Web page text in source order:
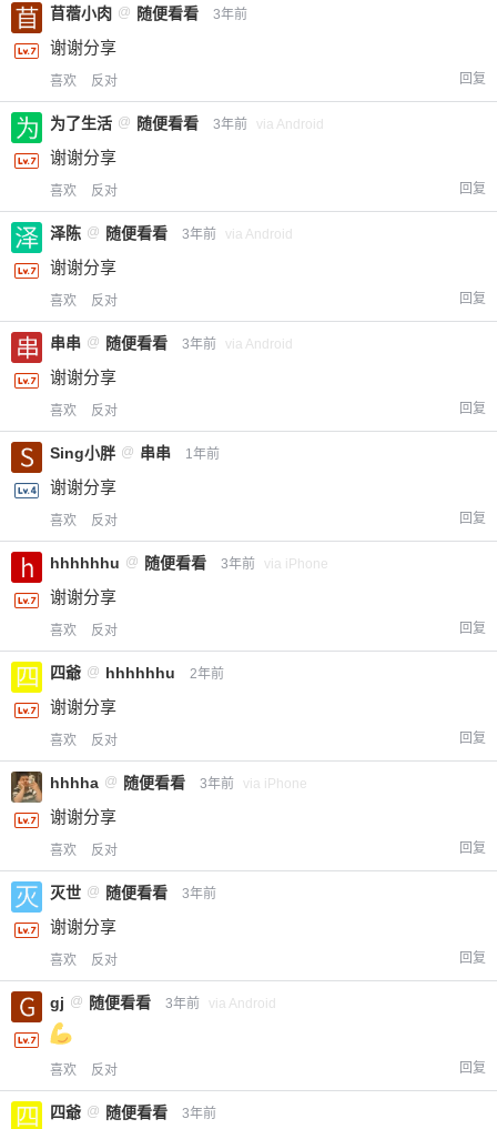
苜蓿小肉 @ 随便看看 3年前
谢谢分享
喜欢 反对 回复
为了生活 @ 随便看看 3年前 via Android
谢谢分享
喜欢 反对 回复
泽陈 @ 随便看看 3年前 via Android
谢谢分享
喜欢 反对 回复
串串 @ 随便看看 3年前 via Android
谢谢分享
喜欢 反对 回复
Sing小胖 @ 串串 1年前
谢谢分享
喜欢 反对 回复
hhhhhhu @ 随便看看 3年前 via iPhone
谢谢分享
喜欢 反对 回复
四爺 @ hhhhhhu 2年前
谢谢分享
喜欢 反对 回复
hhhha @ 随便看看 3年前 via iPhone
谢谢分享
喜欢 反对 回复
灭世 @ 随便看看 3年前
谢谢分享
喜欢 反对 回复
gj @ 随便看看 3年前 via Android
喜欢 反对 回复
四爺 @ 随便看看 3年前
您没有权限发布内容，请购买会员或者提升权
限。